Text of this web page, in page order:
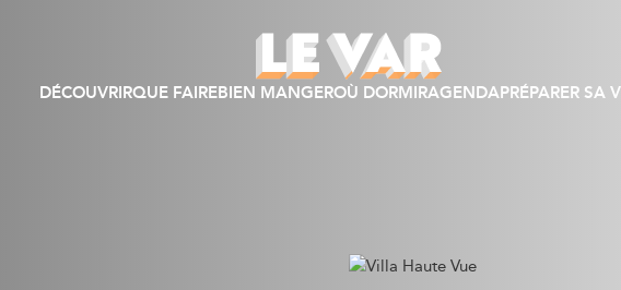
DÉCOUVRIRQUE FAIREBIEN MANGEROÙ DORMIRAGENDAPRÉPARER SA